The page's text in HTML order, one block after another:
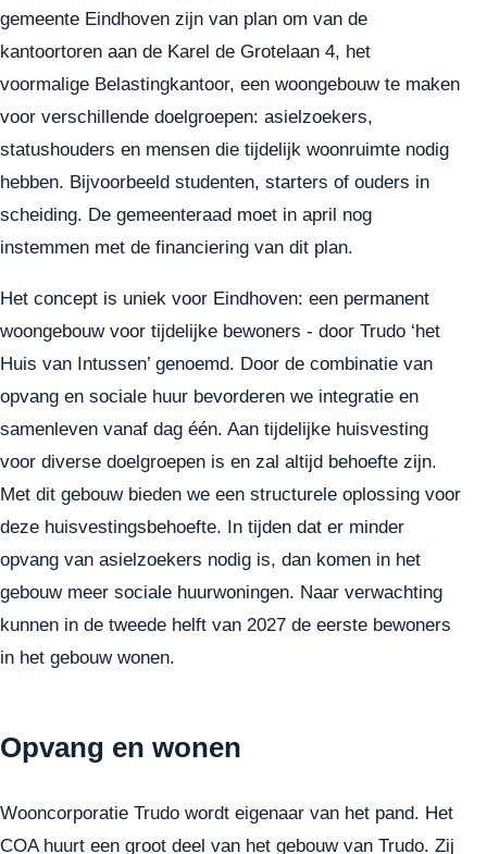
gemeente Eindhoven zijn van plan om van de
kantoortoren aan de Karel de Grotelaan 4, het
voormalige Belastingkantoor, een woongebouw te maken
voor verschillende doelgroepen: asielzoekers,
statushouders en mensen die tijdelijk woonruimte nodig
hebben. Bijvoorbeeld studenten, starters of ouders in
scheiding. De gemeenteraad moet in april nog
instemmen met de financiering van dit plan.
Het concept is uniek voor Eindhoven: een permanent
woongebouw voor tijdelijke bewoners - door Trudo ‘het
Huis van Intussen’ genoemd. Door de combinatie van
opvang en sociale huur bevorderen we integratie en
samenleven vanaf dag één. Aan tijdelijke huisvesting
voor diverse doelgroepen is en zal altijd behoefte zijn.
Met dit gebouw bieden we een structurele oplossing voor
deze huisvestingsbehoefte. In tijden dat er minder
opvang van asielzoekers nodig is, dan komen in het
gebouw meer sociale huurwoningen. Naar verwachting
kunnen in de tweede helft van 2027 de eerste bewoners
in het gebouw wonen.
Opvang en wonen
Wooncorporatie Trudo wordt eigenaar van het pand. Het
COA huurt een groot deel van het gebouw van Trudo. Zij